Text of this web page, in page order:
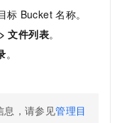
标 Bucket 名称。
>文件列表。
。
息，请参见管理目